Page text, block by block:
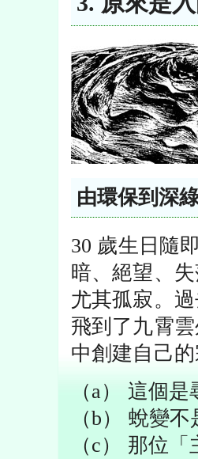
由環保到深
30 歲生日隨
暗、絕望、
尤其孤寂。
飛到了九霄
中創建自己
（a） 這個
（b） 蛻變
（c） 那位